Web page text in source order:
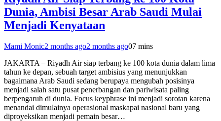
Dunia, Ambisi Besar Arab Saudi Mulai
Menjadi Kenyataan
Mami Monic2 months ago2 months ago07 mins
JAKARTA – Riyadh Air siap terbang ke 100 kota dunia dalam lima
tahun ke depan, sebuah target ambisius yang menunjukkan
bagaimana Arab Saudi sedang berupaya mengubah posisinya
menjadi salah satu pusat penerbangan dan pariwisata paling
berpengaruh di dunia. Focus keyphrase ini menjadi sorotan karena
menandai dimulainya operasional maskapai nasional baru yang
diproyeksikan menjadi pemain besar…